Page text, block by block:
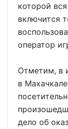
которой
включится
оператор
Отметим, в
в
дело об